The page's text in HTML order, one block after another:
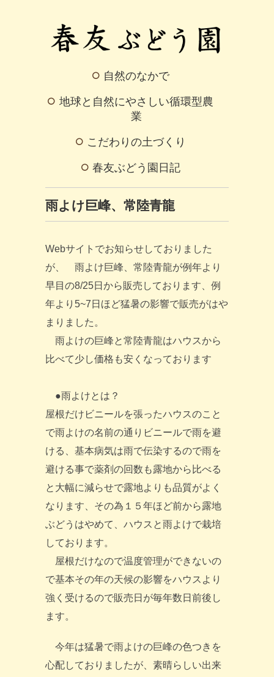
自然のなかで
地球と自然にやさしい循環型農
業
こだわりの土づくり
春友ぶどう園日記
雨よけ巨峰、常陸青龍
Webサイトでお知らせしておりました
が、 雨よけ巨峰、常陸青龍が例年より
早目の8/25日から販売しております、例
年より5~7日ほど猛暑の影響で販売がはや
まりました。
雨よけの巨峰と常陸青龍はハウスから
比べて少し価格も安くなっております
●雨よけとは？
屋根だけビニールを張ったハウスのこと
で雨よけの名前の通りビニールで雨を避
ける、基本病気は雨で伝染するので雨を
避ける事で薬剤の回数も露地から比べる
と大幅に減らせで露地よりも品質がよく
なります、その為１５年ほど前から露地
ぶどうはやめて、ハウスと雨よけで栽培
しております。
屋根だけなので温度管理ができないの
で基本その年の天候の影響をハウスより
強く受けるので販売日が毎年数日前後し
ます。
今年は猛暑で雨よけの巨峰の色つきを
心配しておりましたが、素晴らしい出来